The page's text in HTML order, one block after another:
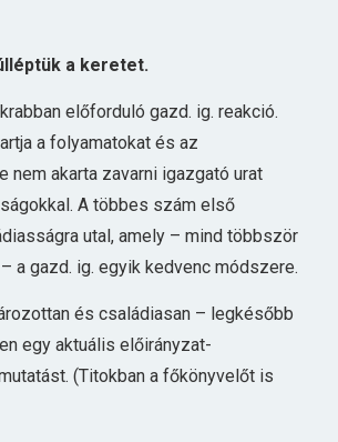
a keretet.
előforduló gazd. ig. reakció.
a folyamatokat és az
nem akarta zavarni igazgató urat
A többes szám első
utal, amely – mind többször
a gazd. ig. egyik kedvenc módszere.
és családiasan – legkésőbb
egy aktuális előirányzat-
(Titokban a főkönyvelőt is